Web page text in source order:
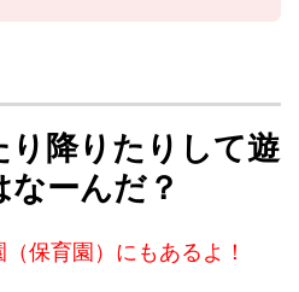
降りたりして遊
ーんだ？
保育園）にもあるよ！